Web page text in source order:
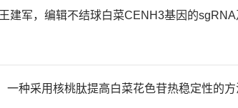
建军，编辑不结球白菜CENH3基因的
一种采用核桃肽提高白菜花色苷热稳定性的